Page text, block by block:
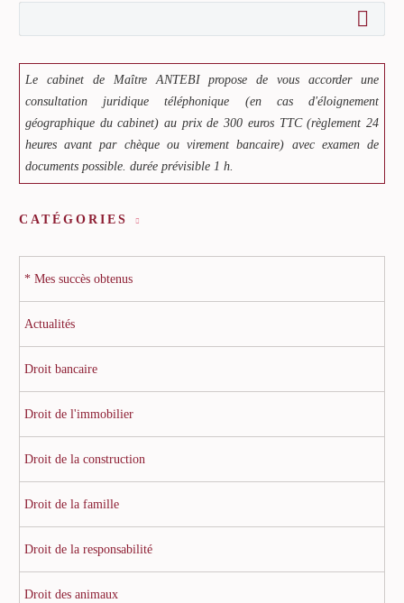
Le cabinet de Maître ANTEBI propose de vous accorder une
consultation juridique téléphonique (en cas d'éloignement
géographique du cabinet) au prix de 300 euros TTC (règlement 24
heures avant par chèque ou virement bancaire) avec examen de
documents possible. durée prévisible 1 h.
CATÉGORIES
* Mes succès obtenus
Actualités
Droit bancaire
Droit de l'immobilier
Droit de la construction
Droit de la famille
Droit de la responsabilité
Droit des animaux